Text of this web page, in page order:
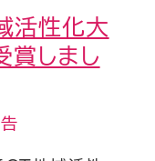
活性化大
しまし